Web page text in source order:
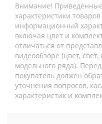
Внимание!
характеристики
информационный
включая цвет и
отличаться от
видеообзоре (цвет,
модельного ряда).
покупатель должен
уточнения вопросов,
характеристик и